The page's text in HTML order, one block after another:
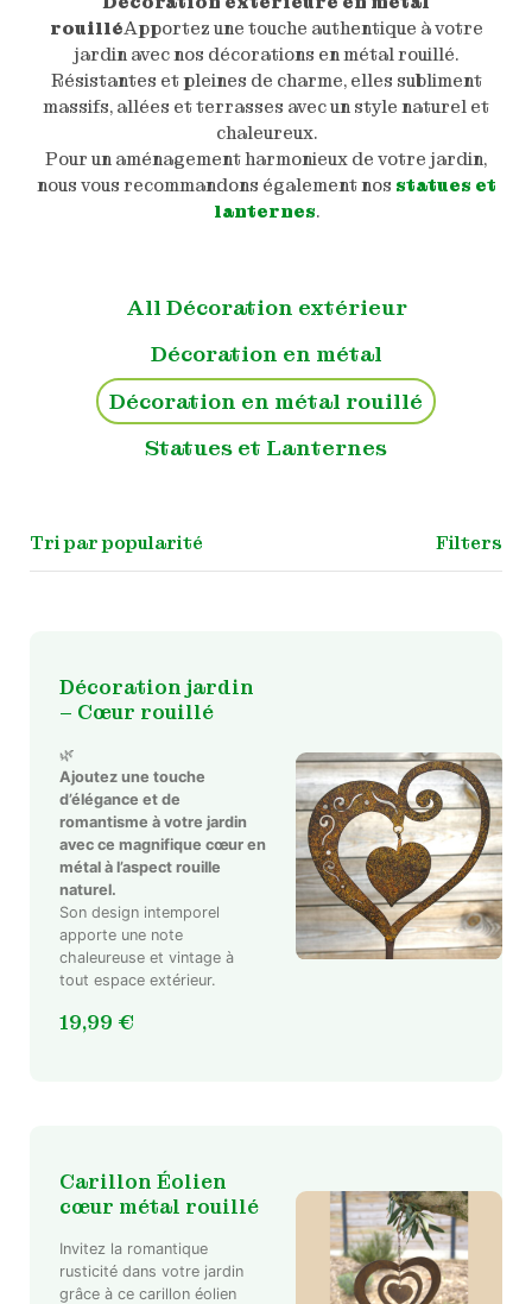
rouilléApportez une touche authentique à votre
jardin avec nos décorations en métal rouillé.
Résistantes et pleines de charme, elles subliment
massifs, allées et terrasses avec un style naturel et
chaleureux.
Pour un aménagement harmonieux de votre jardin,
nous vous recommandons également nos statues et
lanternes.
All Décoration extérieur
Décoration en métal
Décoration en métal rouillé
Statues et Lanternes
Filters
Décoration jardin
– Cœur rouillé
🌿
Ajoutez une touche
d’élégance et de
romantisme à votre jardin
avec ce magnifique cœur en
métal à l’aspect rouille
naturel.
Son design intemporel
apporte une note
chaleureuse et vintage à
tout espace extérieur.
19,99 €
Carillon Éolien
cœur métal rouillé
Invitez la romantique
rusticité dans votre jardin
grâce à ce carillon éolien